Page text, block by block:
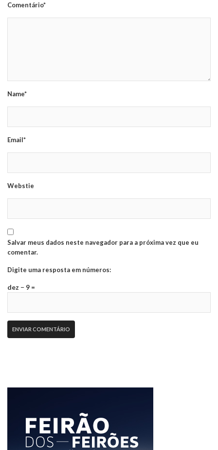
Comentário*
Name*
Email*
Webstie
Salvar meus dados neste navegador para a próxima vez que eu
comentar.
Digite uma resposta em números:
dez − 9 =